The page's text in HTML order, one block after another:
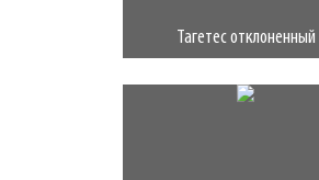
Тагетес отклоненный